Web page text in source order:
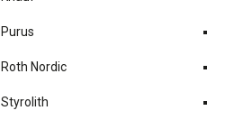
Purus
Roth Nordic
Styrolith